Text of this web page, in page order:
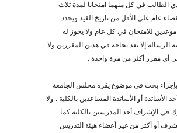
الطالب في كل منهما امتحانا لمدة ثلاث
عام على الأقل من تاريخ القيد ويحدد
للامتحان في كل عام ولا يجوز له
الرسالة إلا بعد نجاحه في هذين المقررين ولا
أي مقرر أكثر من مرة واحدة .
بحث في موضوع يقره مجلس الجامعة
أو الأساتذة المساعدين بالكلية . ولا
في الإشراف أحد المدرسين بالكلية كما
أو أكثر من غير أعضاء هيئة التدريس